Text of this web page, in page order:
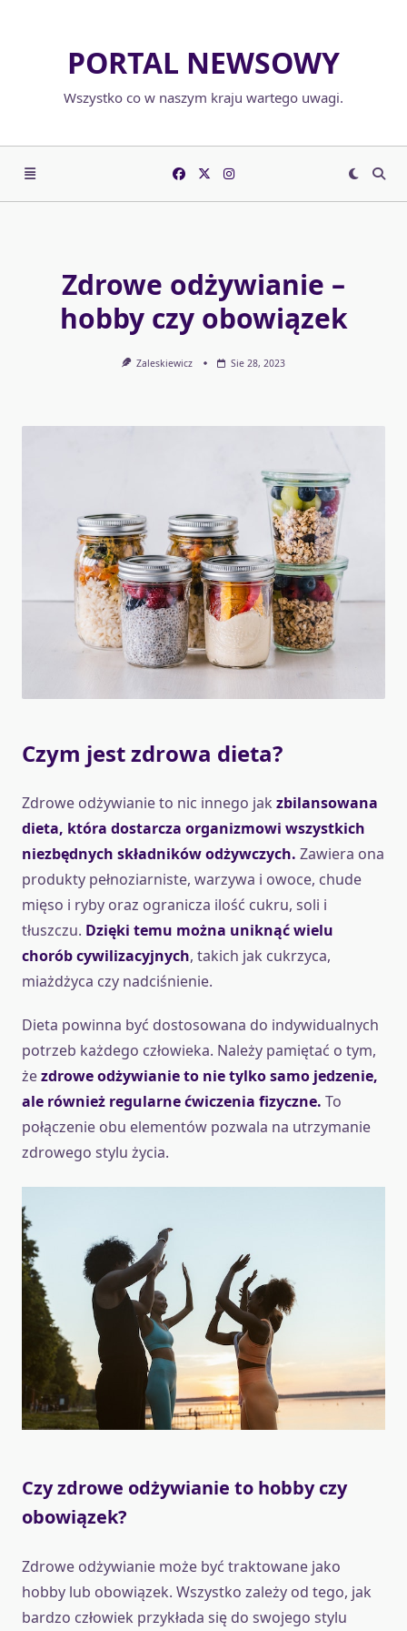
PORTAL NEWSOWY
Wszystko co w naszym kraju wartego uwagi.
Zdrowe odżywianie –
hobby czy obowiązek
Zaleskiewicz Sie 28, 2023
Czym jest zdrowa dieta?
Zdrowe odżywianie to nic innego jak zbilansowana
dieta, która dostarcza organizmowi wszystkich
niezbędnych składników odżywczych. Zawiera ona
produkty pełnoziarniste, warzywa i owoce, chude
mięso i ryby oraz ogranicza ilość cukru, soli i
tłuszczu. Dzięki temu można uniknąć wielu
chorób cywilizacyjnych, takich jak cukrzyca,
miażdżyca czy nadciśnienie.
Dieta powinna być dostosowana do indywidualnych
potrzeb każdego człowieka. Należy pamiętać o tym,
żezdrowe odżywianie to nie tylko samo jedzenie,
ale również regularne ćwiczenia fizyczne. To
połączenie obu elementów pozwala na utrzymanie
zdrowego stylu życia.
Czy zdrowe odżywianie to hobby czy
obowiązek?
Zdrowe odżywianie może być traktowane jako
hobby lub obowiązek. Wszystko zależy od tego, jak
bardzo człowiek przykłada się do swojego stylu